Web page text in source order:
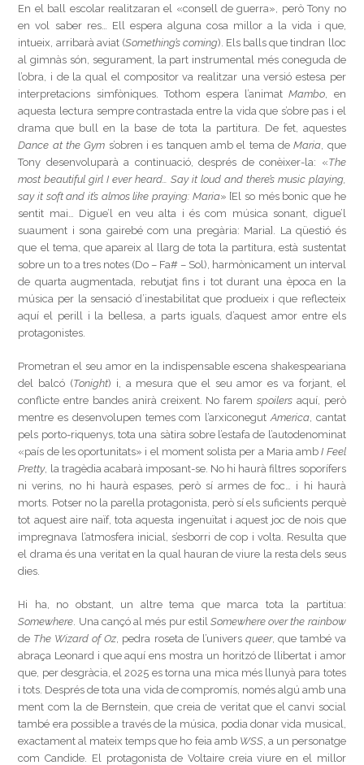
En el ball escolar realitzaran el «consell de guerra», però Tony no
en vol saber res… Ell espera alguna cosa millor a la vida i que,
intueix, arribarà aviat (Something’s coming). Els balls que tindran lloc
al gimnàs són, segurament, la part instrumental més coneguda de
l’obra, i de la qual el compositor va realitzar una versió estesa per
interpretacions simfòniques. Tothom espera l’animatMambo , en
aquesta lectura sempre contrastada entre la vida que s’obre pas i el
drama que bull en la base de tota la partitura. De fet, aquestes
Dance at the Gym s’obren i es tanquen amb el tema deMaria , que
Tony desenvoluparà a continuació, després de conèixer-la: «The
most beautiful girl I ever heard… Say it loud and there’s music playing,
say it soft and it’s almos like praying: Maria» [El so més bonic que he
sentit mai… Digue’l en veu alta i és com música sonant, digue’l
suaument i sona gairebé com una pregària: Maria]. La qüestió és
que el tema, que apareix al llarg de tota la partitura, està sustentat
sobre un to a tres notes (Do – Fa# – Sol), harmònicament un interval
de quarta augmentada, rebutjat fins i tot durant una època en la
música per la sensació d’inestabilitat que produeix i que reflecteix
aquí el perill i la bellesa, a parts iguals, d’aquest amor entre els
protagonistes.
Prometran el seu amor en la indispensable escena shakespeariana
del balcó (Tonight) i, a mesura que el seu amor es va forjant, el
conflicte entre bandes anirà creixent. No farem spoilers aquí, però
mentre es desenvolupen temes com l’arxiconegut America, cantat
pels porto-riquenys, tota una sàtira sobre l’estafa de l’autodenominat
«país de les oportunitats» i el moment solista per a Maria ambI Feel
Pretty, la tragèdia acabarà imposant-se. No hi haurà filtres soporífers
ni verins, no hi haurà espases, però sí armes de foc… i hi haurà
morts. Potser no la parella protagonista, però sí els suficients perquè
tot aquest aire naïf, tota aquesta ingenuïtat i aquest joc de nois que
impregnava l’atmosfera inicial, s’esborri de cop i volta. Resulta que
el drama és una veritat en la qual hauran de viure la resta dels seus
dies.
Hi ha, no obstant, un altre tema que marca tota la partitua:
Somewhere . Una cançó al més pur estil Somewhere over the rainbow
de The Wizard of Oz , pedra roseta de l’univers queer, que també va
abraça Leonard i que aquí ens mostra un horitzó de llibertat i amor
que, per desgràcia, el 2025 es torna una mica més llunyà para totes
i tots. Després de tota una vida de compromís, només algú amb una
ment com la de Bernstein, que creia de veritat que el canvi social
també era possible a través de la música, podia donar vida musical,
exactament al mateix temps que ho feia amb WSS, a un personatge
com Candide. El protagonista de Voltaire creia viure en el millor